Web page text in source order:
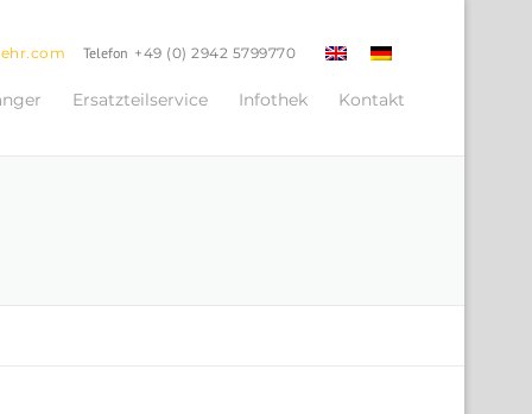
Telefon +49 (0) 2942 5799770
Ersatzteilservice Infothek Kontakt